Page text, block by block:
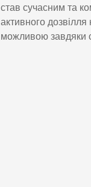
став сучасним та
активного
можливою завдяки